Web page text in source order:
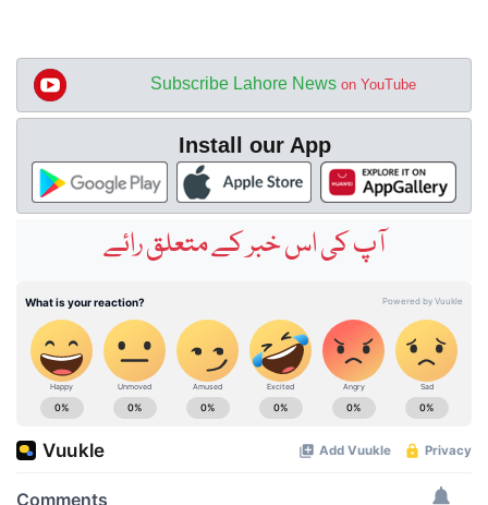
Subscribe Lahore News on YouTube
Install our App
آپ کی اس خبر کے متعلق رائے